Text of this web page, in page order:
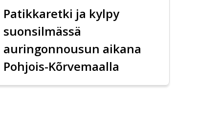
Patikkaretki ja kylpy
suonsilmässä
auringonnousun aikana
Pohjois-Kõrvemaalla